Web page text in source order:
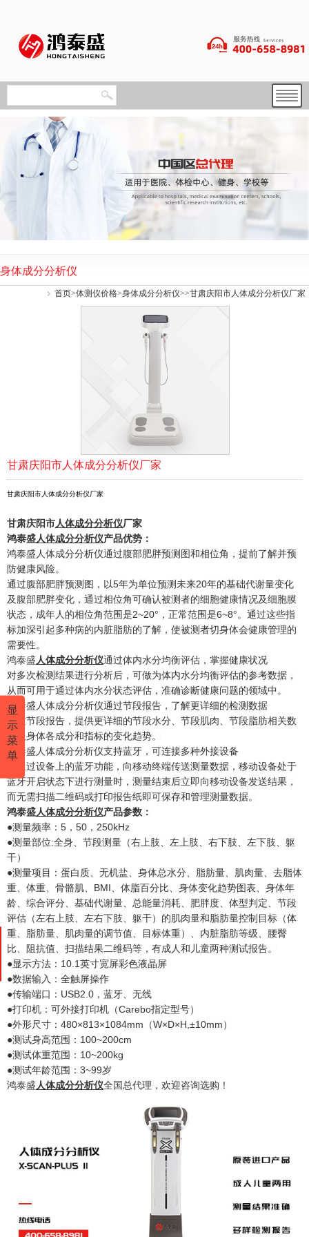
身体成分分析仪
首页>体测仪价格>身体成分分析仪>>甘肃庆阳市人体成分分析仪厂家
甘肃庆阳市人体成分分析仪厂家
甘肃庆阳市人体成分分析仪厂家
甘肃庆阳市人体成分分析仪厂家
鸿泰盛人体成分分析仪产品优势：
鸿泰盛人体成分分析仪通过腹部肥胖预测图和相位角，提前了解并预
防健康风险。
通过腹部肥胖预测图，以5年为单位预测未来20年的基础代谢量变化
及腹部肥胖变化，通过相位角可确认被测者的细胞健康情况及细胞膜
状态，成年人的相位角范围是2~20°，正常范围是6~8°。通过这些指
标加深引起多种病的内脏脂肪的了解，使被测者切身体会健康管理的
需要性。
鸿泰盛 人体成分分析仪通过体内水分均衡评估，掌握健康状况
对多次检测结果进行分析后，可做为体内水分均衡评估的参考数据，
从而可用于通过体内水分状态评估，准确诊断健康问题的领域中。
鸿泰盛人体成分分析仪通过节段报告，了解更详细的检测数据
通过节段报告，提供更详细的节段水分、节段肌肉、节段脂肪相关数
据及身体各成分和指标的变化趋势。
鸿泰盛人体成分分析仪支持蓝牙，可连接多种外接设备
可通过设备上的蓝牙功能，向移动终端传送测量数据，移动设备处于
蓝牙开启状态下进行测量时，测量结束后立即向移动设备发送结果，
而无需扫描二维码或打印报告纸即可保存和管理测量数据。
鸿泰盛人体成分分析仪产品参数：
●测量频率：5，50，250kHz
●测量部位:全身、节段测量（右上肢、左上肢、右下肢、左下肢、躯
干）
●测量项目：蛋白质、无机盐、身体总水分、脂肪量、肌肉量、去脂体
重、体重、骨骼肌、BMI、体脂百分比、身体变化趋势图表、身体年
龄、综合评分、基础代谢量、总能量消耗、肥胖度、体型判定、节段
评估（左右上肢、左右下肢、躯干）的肌肉量和脂肪量控制目标（体
重、脂肪量、肌肉量的调节值、目标体重）、内脏脂肪等级、腰臀
比、阻抗值、扫描结果二维码等，有成人和儿童两种测试报告。
●显示方法：10.1英寸宽屏彩色液晶屏
●数据输入：全触屏操作
●传输端口：USB2.0，蓝牙、无线
●打印机：可外接打印机（Carebo指定型号）
●外形尺寸：480×813×1084mm（W×D×H,±10mm）
●测试身高范围：100~200cm
●测试体重范围：10~200kg
●测试年龄范围：3~99岁
鸿泰盛 人体成分分析仪全国总代理，欢迎咨询选购！
显
示
菜
单